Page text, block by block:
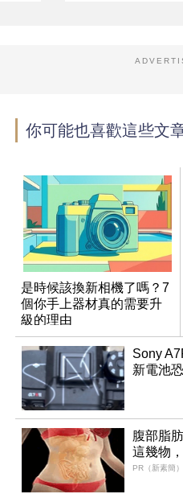
你可能也喜歡這些文
是時候該換新相機了嗎？7
個你手上器材真的需要升
級的理由
Sony
新電池
腹部脂
這幾物
PR（新素簡）